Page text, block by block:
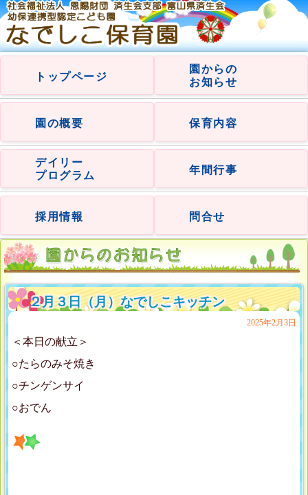
トップページ
園からの
お知らせ
園の概要 保育内容
デイリー
プログラム
年間行事
採用情報 問合せ
２月３日（月）なでしこキッチン
2025年2月3日
＜本日の献立＞
○たらのみそ焼き
○チンゲンサイ
○おでん